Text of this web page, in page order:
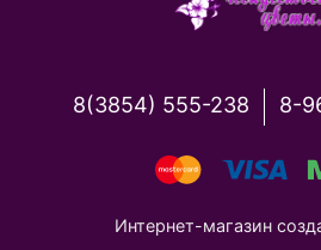
8(3854) 555-238 8-
Интернет-магазин